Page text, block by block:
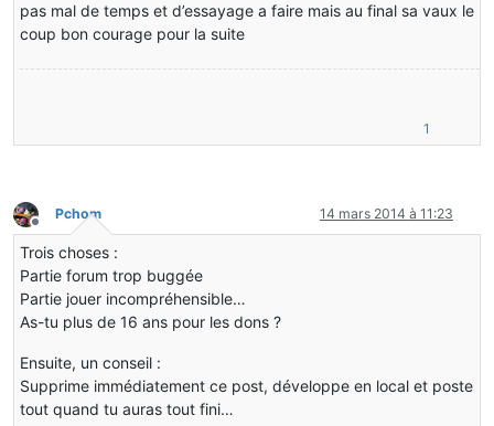
pas mal de temps et d’essayage a faire mais au final sa vaux le
coup bon courage pour la suite
1
Hors-ligne
Pchom 14 mars 2014 à 11:23
Trois choses :
Partie forum trop buggée
Partie jouer incompréhensible…
As-tu plus de 16 ans pour les dons ?
Ensuite, un conseil :
Supprime immédiatement ce post, développe en local et poste
tout quand tu auras tout fini…